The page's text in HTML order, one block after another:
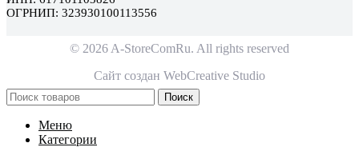
ОГРНИП: 323930100113556
© 2026 A-StoreComRu. All rights reserved
Сайт создан WebCreative Studio
Поиск
Меню
Категории